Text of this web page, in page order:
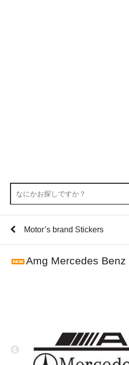
Motor’s brand Stickers
Amg Mercedes